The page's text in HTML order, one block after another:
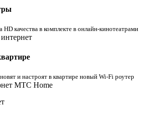
качества в комплекте в онлайн-кинотеатрами
и настроят в квартире новый Wi-Fi роутер